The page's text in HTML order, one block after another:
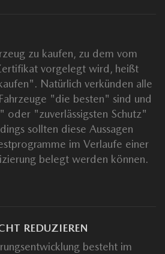
zu kaufen, zu dem vom
vorgelegt wird, heißt
Natürlich verkünden alle
"die besten" sind und
oder "zuverlässigsten Schutz"
sollten diese Aussagen
im Verlaufe einer
belegt werden können.
REDUZIEREN
besteht im